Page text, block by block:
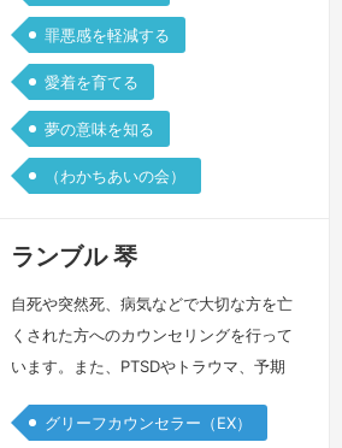
罪悪感を軽減する
愛着を育てる
夢の意味を知る
（わかちあいの会）
ランブル 琴
自死や突然死、病気などで大切な方を亡
くされた方へのカウンセリングを行って
います。また、PTSDやトラウマ、予期
ティ、人間関係や家族問題、被害など、
グリーフカウンセラー（EX）